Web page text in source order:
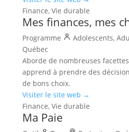
Finance, Vie durable
Mes finances, mes
Programme Adolescents,
Québec
Aborde de nombreuses
apprend à prendre des
de bons choix.
Visiter le site web →
Finance, Vie durable
Ma Paie